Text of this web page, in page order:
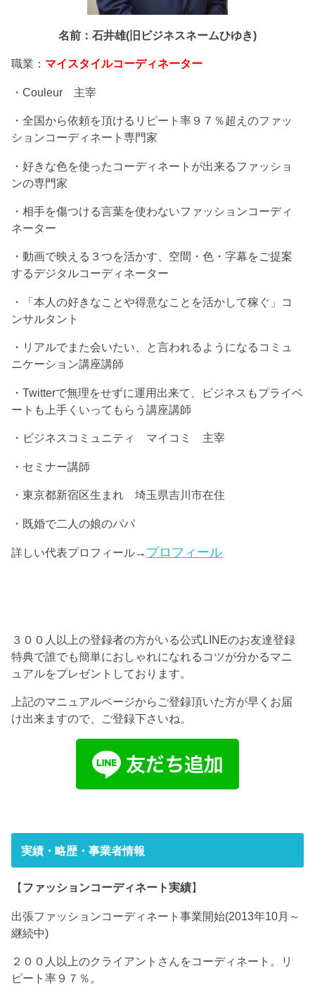
名前：石井雄(旧ビジネスネームひゆき)
職業： マイスタイルコーディネーター
・Couleur 主宰
・全国から依頼を頂けるリピート率９７％超えのファッ
ションコーディネート専門家
・好きな色を使ったコーディネートが出来るファッショ
ンの専門家
・相手を傷つける言葉を使わないファッションコーディ
ネーター
・動画で映える３つを活かす、空間・色・字幕をご提案
するデジタルコーディネーター
・「本人の好きなことや得意なことを活かして稼ぐ」コ
ンサルタント
・リアルでまた会いたい、と言われるようになるコミュ
ニケーション講座講師
・Twitterで無理をせずに運用出来て、ビジネスもプライベ
ートも上手くいってもらう講座講師
・ビジネスコミュニティ マイコミ 主宰
・セミナー講師
・東京都新宿区生まれ 埼玉県吉川市在住
・既婚で二人の娘のパパ
詳しい代表プロフィール→ プロフィール
３００人以上の登録者の方がいる公式LINEのお友達登録
特典で誰でも簡単におしゃれになれるコツが分かるマニ
ュアルをプレゼントしております。
上記のマニュアルページからご登録頂いた方が早くお届
け出来ますので、ご登録下さいね。
実績・略歴・事業者情報
【 ファッションコーディネート実績】
出張ファッションコーディネート事業開始(2013年10月～
継続中)
２００人以上のクライアントさんをコーディネート。リ
ピート率９７％。